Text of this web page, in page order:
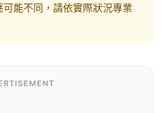
能不同，請依實際狀況專業